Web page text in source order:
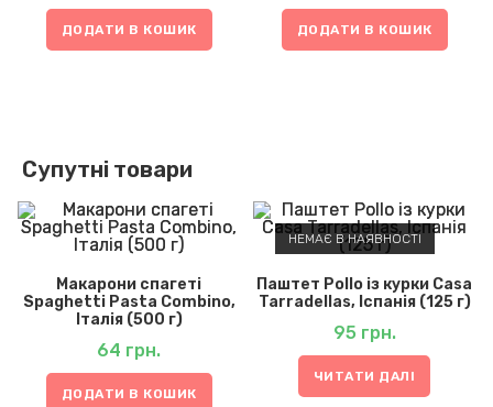
ДОДАТИ В КОШИК ДОДАТИ В КОШИК
Супутні товари
Макарони спагеті
Spaghetti Pasta Combino,
Італія (500 г)
64 грн.
ДОДАТИ В КОШИК
НЕМАЄ В НАЯВНОСТІ
Паштет Pollo із курки Casa
Tarradellas, Іспанія (125 г)
95 грн.
ЧИТАТИ ДАЛІ